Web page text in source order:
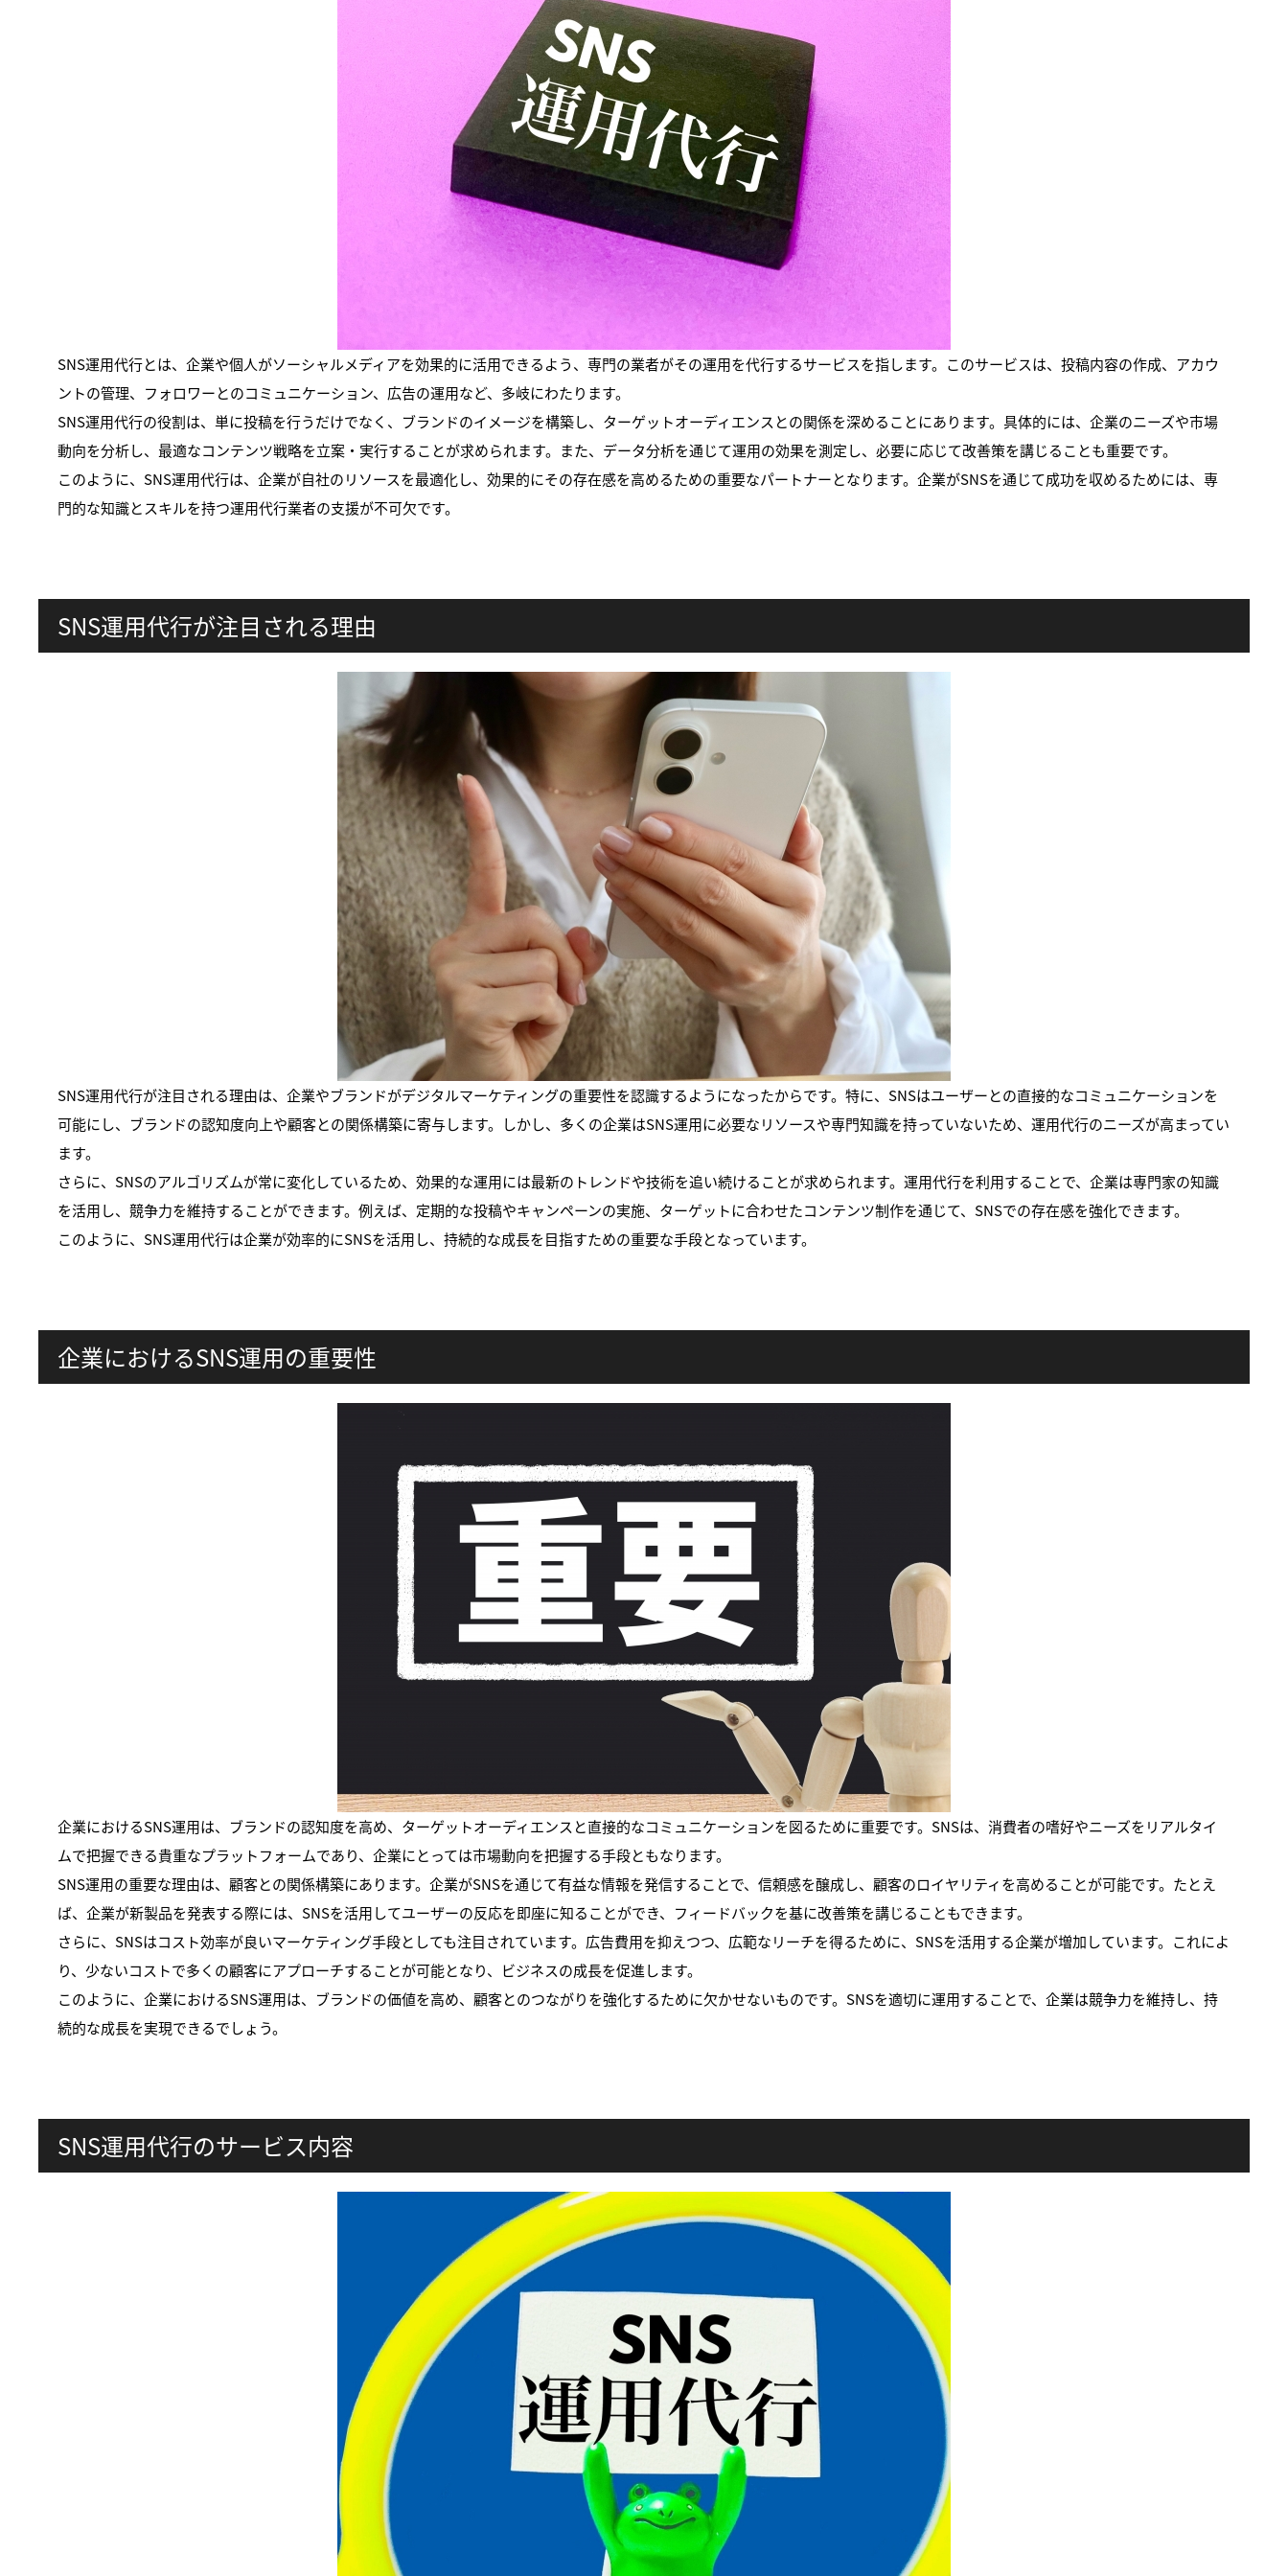
SNS運用代行とは、企業や個人がソーシャルメディアを効果的に活用できるよう、専門の業者がその運用を代行するサービスを指します。このサービスは、投稿内容の作成、アカウ
ントの管理、フォロワーとのコミュニケーション、広告の運用など、多岐にわたります。
SNS運用代行の役割は、単に投稿を行うだけでなく、ブランドのイメージを構築し、ターゲットオーディエンスとの関係を深めることにあります。具体的には、企業のニーズや市場
動向を分析し、最適なコンテンツ戦略を立案・実行することが求められます。また、データ分析を通じて運用の効果を測定し、必要に応じて改善策を講じることも重要です。
このように、SNS運用代行は、企業が自社のリソースを最適化し、効果的にその存在感を高めるための重要なパートナーとなります。企業がSNSを通じて成功を収めるためには、専
門的な知識とスキルを持つ運用代行業者の支援が不可欠です。
SNS運用代行が注目される理由
SNS運用代行が注目される理由は、企業やブランドがデジタルマーケティングの重要性を認識するようになったからです。特に、SNSはユーザーとの直接的なコミュニケーションを
可能にし、ブランドの認知度向上や顧客との関係構築に寄与します。しかし、多くの企業はSNS運用に必要なリソースや専門知識を持っていないため、運用代行のニーズが高まってい
ます。
さらに、SNSのアルゴリズムが常に変化しているため、効果的な運用には最新のトレンドや技術を追い続けることが求められます。運用代行を利用することで、企業は専門家の知識
を活用し、競争力を維持することができます。例えば、定期的な投稿やキャンペーンの実施、ターゲットに合わせたコンテンツ制作を通じて、SNSでの存在感を強化できます。
このように、SNS運用代行は企業が効率的にSNSを活用し、持続的な成長を目指すための重要な手段となっています。
企業におけるSNS運用の重要性
企業におけるSNS運用は、ブランドの認知度を高め、ターゲットオーディエンスと直接的なコミュニケーションを図るために重要です。SNSは、消費者の嗜好やニーズをリアルタイ
ムで把握できる貴重なプラットフォームであり、企業にとっては市場動向を把握する手段ともなります。
SNS運用の重要な理由は、顧客との関係構築にあります。企業がSNSを通じて有益な情報を発信することで、信頼感を醸成し、顧客のロイヤリティを高めることが可能です。たとえ
ば、企業が新製品を発表する際には、SNSを活用してユーザーの反応を即座に知ることができ、フィードバックを基に改善策を講じることもできます。
さらに、SNSはコスト効率が良いマーケティング手段としても注目されています。広告費用を抑えつつ、広範なリーチを得るために、SNSを活用する企業が増加しています。これによ
り、少ないコストで多くの顧客にアプローチすることが可能となり、ビジネスの成長を促進します。
このように、企業におけるSNS運用は、ブランドの価値を高め、顧客とのつながりを強化するために欠かせないものです。SNSを適切に運用することで、企業は競争力を維持し、持
続的な成長を実現できるでしょう。
SNS運用代行のサービス内容